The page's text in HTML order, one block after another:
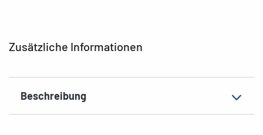
Zusätzliche Informationen
Beschreibung